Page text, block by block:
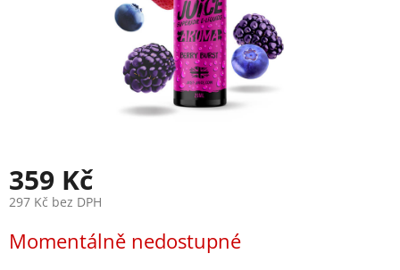
359 Kč
297 Kč bez DPH
cena:
Momentálně nedostupné